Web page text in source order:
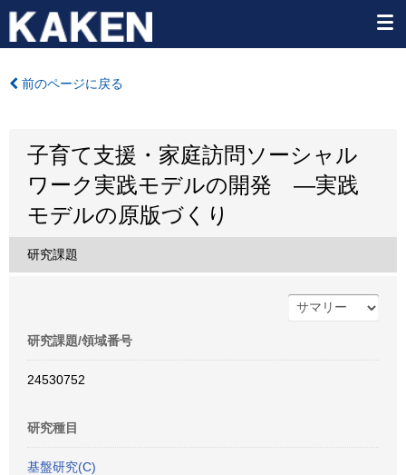
前のページに戻る
子育て支援・家庭訪問ソーシャル
ワーク実践モデルの開発 ―実践
モデルの原版づくり
研究課題
研究課題/領域番号
24530752
研究種目
基盤研究(C)